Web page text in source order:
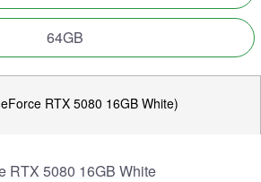
64GB
RTX 5080 16GB White)
RTX 5080 16GB White